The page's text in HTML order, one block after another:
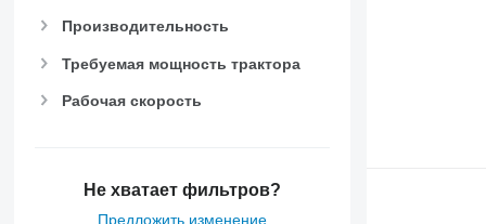
Производительность
Требуемая мощность трактора
Рабочая скорость
Не хватает фильтров?
Предложить изменение